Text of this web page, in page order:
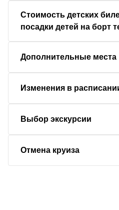
Стоимость детских
посадки детей на борт
Дополнительные места
Изменения в
Выбор экскурсии
Отмена круиза